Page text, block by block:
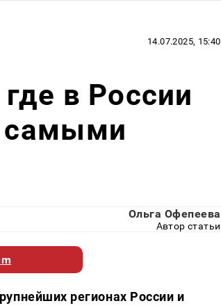
14.07.2025, 15:40
в России
самыми
Ольга Офепеева
Автор статьи
регионах России и